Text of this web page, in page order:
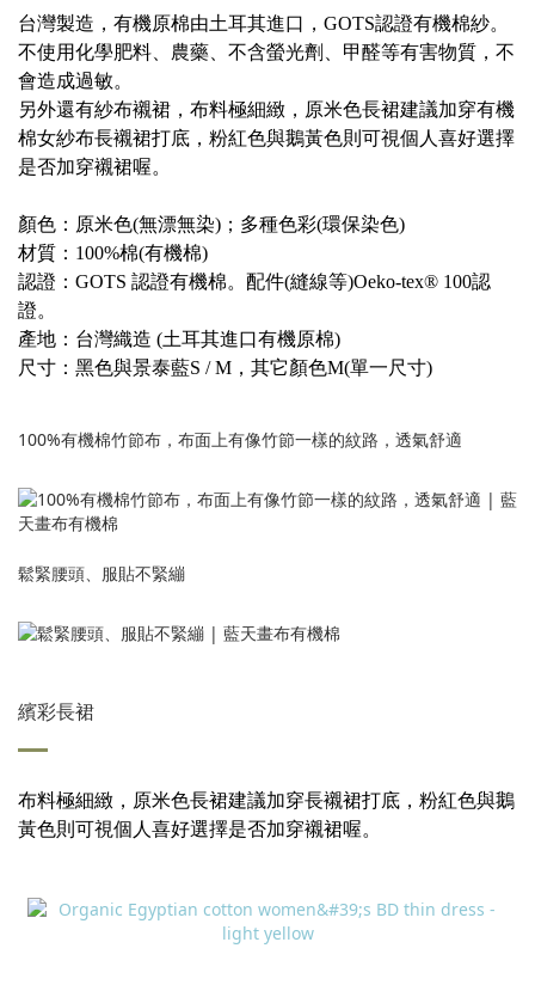
台灣製造，有機原棉由土耳其進口，GOTS認證有機棉紗。
不使用化學肥料、農藥、不含螢光劑、甲醛等有害物質，不
會造成過敏。
另外還有紗布襯裙，布料極細緻，原米色長裙建議加穿有機
棉女紗布長襯裙打底，粉紅色與鵝黃色則可視個人喜好選擇
是否加穿襯裙喔。
顏色：原米色(無漂無染)；多種色彩(環保染色)
材質：100%棉(有機棉)
認證：GOTS 認證有機棉。配件(縫線等)Oeko-tex® 100認
證。
產地：台灣織造 (土耳其進口有機原棉)
尺寸：黑色與景泰藍S / M，其它顏色M(單一尺寸)
100%有機棉竹節布，布面上有像竹節一樣的紋路，透氣舒適
鬆緊腰頭、服貼不緊繃
繽彩長裙
布料極細緻，原米色長裙建議加穿長襯裙打底，粉紅色與鵝
黃色則可視個人喜好選擇是否加穿襯裙喔。